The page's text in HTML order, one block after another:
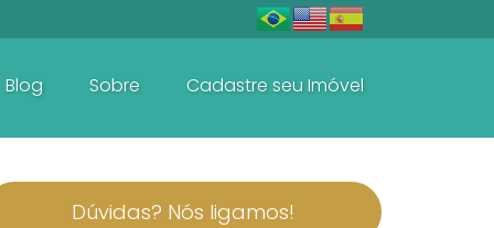
Cadastre seu Imóvel
Sobre
Blog
Dúvidas? Nós ligamos!